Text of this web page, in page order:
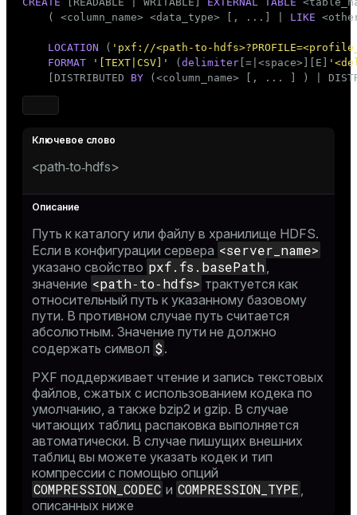
    ( <
column_name> <data_type> [, ...] | LIKE
LOCATION ( 'pxf://<path-to-
FORMAT
'[TEXT|CSV]' ( delimiter [=|<space>][E]
    [DISTRIBUTED
BY (<column_name> [, ... ] ) |
<path‑to‑hdfs>
Путь к каталогу или файлу в хранилище HDFS.
Если в конфигурации сервера <server_name>
указано свойство pxf.fs.basePath,
значение <path‑to‑hdfs> трактуется как
относительный путь к указанному базовому
пути. В противном случае путь считается
абсолютным. Значение пути не должно
содержать символ $ .
PXF поддерживает чтение и запись текстовых
файлов, сжатых с использованием кодека по
умолчанию, а также bzip2 и gzip. В случае
читающих таблиц распаковка выполняется
автоматически. В случае пишущих внешних
таблиц вы можете указать кодек и тип
компрессии с помощью опций
COMPRESSION_CODEC и COMPRESSION_TYPE ,
описанных ниже